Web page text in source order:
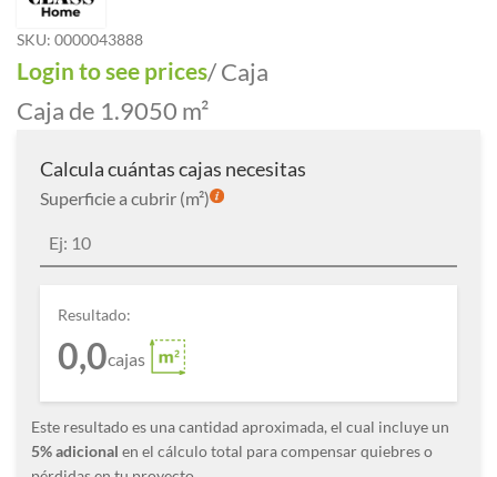
SKU: 0000043888
Login to see prices/ Caja
Caja de 1.9050 m²
Calcula cuántas cajas necesitas
Superficie a cubrir (m²)
Resultado:
0,0cajas
Este resultado es una cantidad aproximada, el cual incluye un
5% adicional en el cálculo total para compensar quiebres o